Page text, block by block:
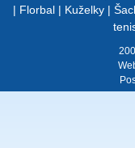
| Florbal | Kuželky |